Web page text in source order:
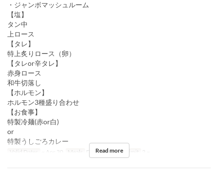
・ジャンボマッシュルーム
【塩】
タン中
上ロース
【タレ】
特上炙りロース（卵）
【タレor辛タレ】
赤身ロース
和牛切落し
【ホルモン】
ホルモン3種盛り合わせ
【お食事】
特製冷麺(赤or白)
or
特製うしごろカレー
Valid Dates ~ Apr 30 Meals Dinner Order Limit 2 ~
Read more